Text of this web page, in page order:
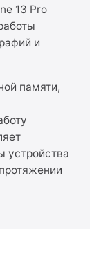
13 Pro
и
памяти,
устройства